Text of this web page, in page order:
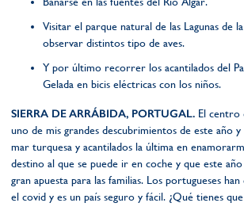
Visitar el parque natural de las Lagunas de
observar distintos tipo de aves.
Y por último recorrer los acantilados del
Gelada en bicis eléctricas con los niños.
SIERRA DE ARRÁBIDA, PORTUGAL. El centro
uno de mis grandes descubrimientos de este año y
mar turquesa y acantilados la última en
destino al que se puede ir en coche y que este
gran apuesta para las familias. Los portugueses
el covid y es un país seguro y fácil. ¿Qué tienes